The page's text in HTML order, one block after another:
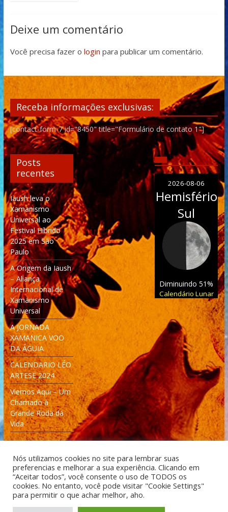
Deixe um comentário
Você precisa fazer o login para publicar um comentário.
Receba informações exclusivas:
[contact-form-7 id="8450" title="Formulário de contato 1"]
Posts
recentes
Iaush leva o
Xamanismo
Universal ao
Festival Híbrido
2025 em São
Paulo
A Origem da Iaush
– Aliança
Internacional de
Xamanismo
Universal
A JORNADA
XAMANICA VOO
DA ÁGUIA
CALENDARIO LÉO
ARTESE 2024
Viemos Aqui – Um
Chamado à
Grande Roda da
Vida
2026-08-06
Hemisfério
Sul
Diminuindo 51%
Calendário Lunar
Desenvolvido: Moleculas4D - Engenharia Espacial e
Tecnologia [moleculas4d.com.br]
Nós utilizamos cookies no site para lembrar suas
preferencias e melhorar a sua experiência. Clicando em
“Aceitar todos”, você consente o uso de TODOS os
cookies. No entanto, você pode visitar "Cookie Settings"
para permitir o que achar melhor, aho.